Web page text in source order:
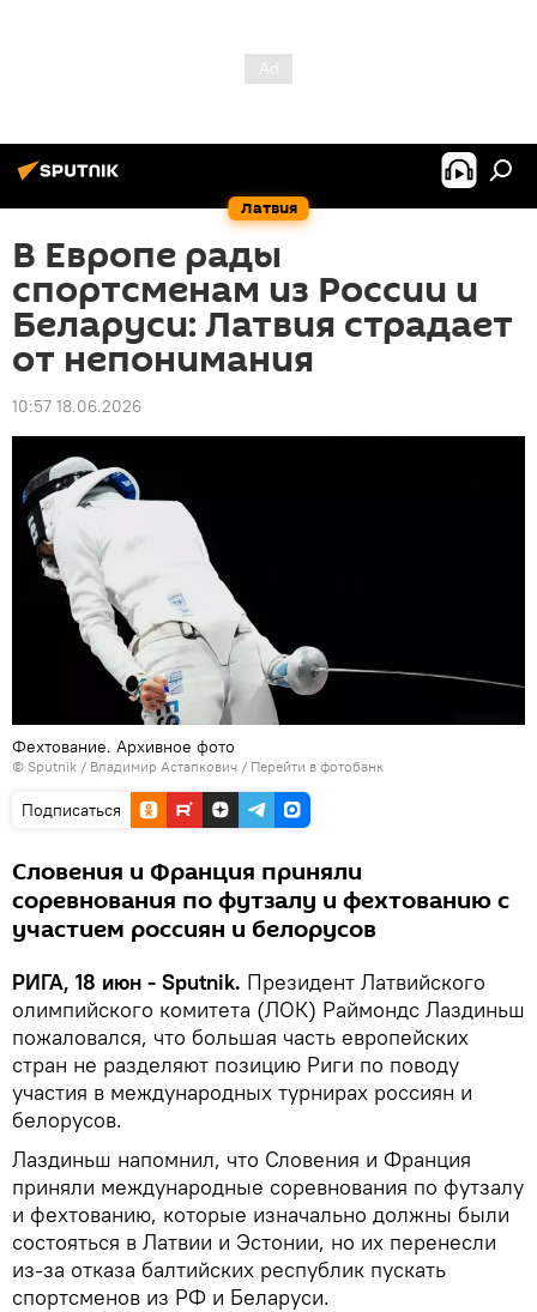
Латвия
В Европе рады
спортсменам из России и
Беларуси: Латвия страдает
от непонимания
10:57 18.06.2026
Фехтование. Архивное фото
© Sputnik / Владимир Астапкович / Перейти в фотобанк
Подписаться
Словения и Франция приняли
соревнования по футзалу и фехтованию с
участием россиян и белорусов
РИГА, 18 июн - Sputnik. Президент Латвийского
олимпийского комитета (ЛОК) Раймондс Лаздиньш
пожаловался, что большая часть европейских
стран не разделяют позицию Риги по поводу
участия в международных турнирах россиян и
белорусов.
Лаздиньш напомнил, что Словения и Франция
приняли международные соревнования по футзалу
и фехтованию, которые изначально должны были
состояться в Латвии и Эстонии, но их перенесли
из-за отказа балтийских республик пускать
спортсменов из РФ и Беларуси.